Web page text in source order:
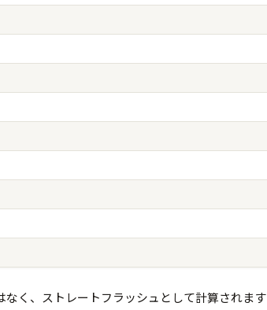
く、ストレートフラッシュとして計算されます